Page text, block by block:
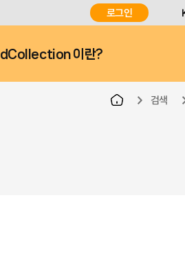
로그인
dCollection 이란?
검색